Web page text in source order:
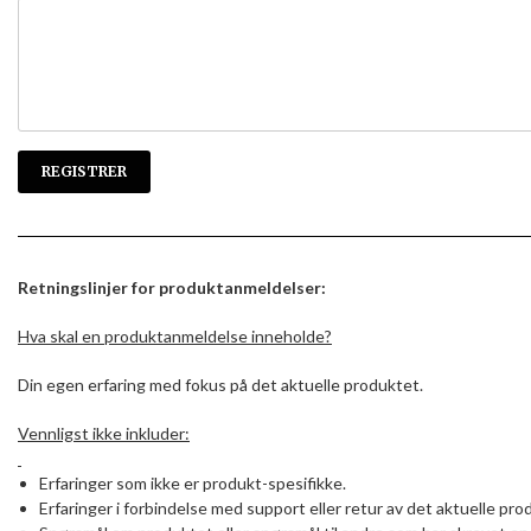
Retningslinjer for produktanmeldelser:
Hva skal en produktanmeldelse inneholde?
Din egen erfaring med fokus på det aktuelle produktet.
Vennligst ikke inkluder:
Erfaringer som ikke er produkt-spesifikke.
Erfaringer i forbindelse med support eller retur av det aktuelle